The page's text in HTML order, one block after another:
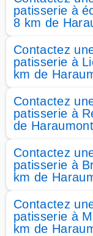
patisserie à
8 km de
Contactez
patisserie à
km de
Contactez
patisserie à
de Haraumont
Contactez
patisserie à
km de
Contactez
patisserie à
km de